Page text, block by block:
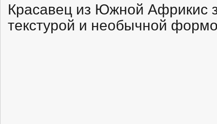
Красавец из Южной Африкис
текстурой и необычной